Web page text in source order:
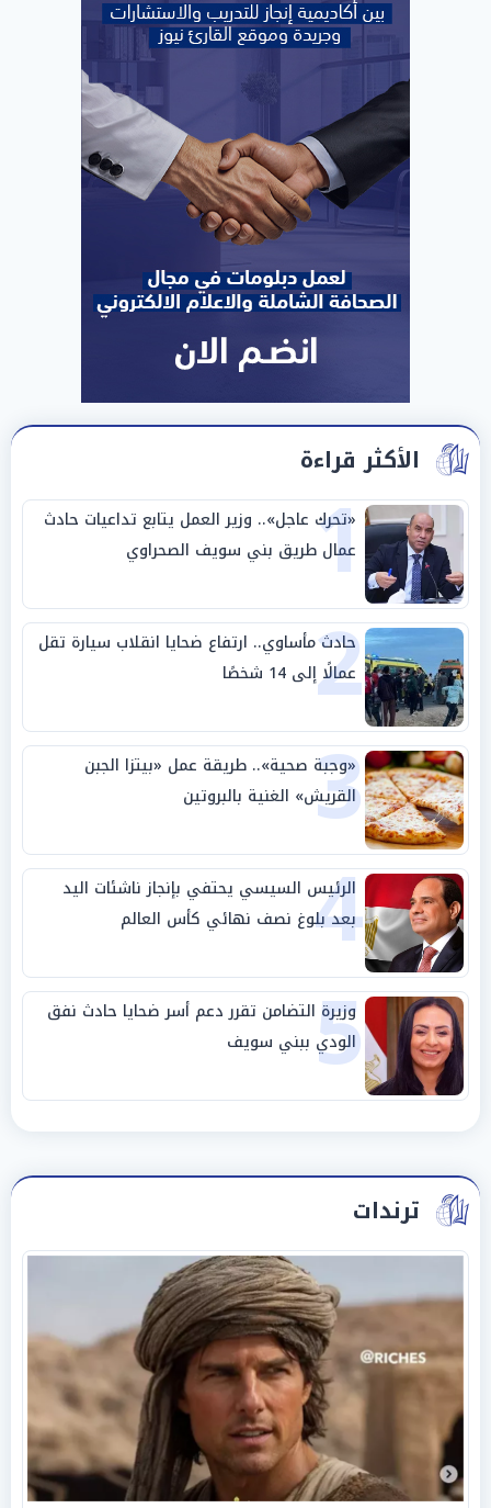
الأكثر قراءة
1
«تحرك عاجل».. وزير العمل يتابع تداعيات حادث
عمال طريق بني سويف الصحراوي
2
حادث مأساوي.. ارتفاع ضحايا انقلاب سيارة تقل
عمالًا إلى 14 شخصًا
3
«وجبة صحية».. طريقة عمل «بيتزا الجبن
القريش» الغنية بالبروتين
4
الرئيس السيسي يحتفي بإنجاز ناشئات اليد
بعد بلوغ نصف نهائي كأس العالم
5
وزيرة التضامن تقرر دعم أسر ضحايا حادث نفق
الودي ببني سويف
ترندات